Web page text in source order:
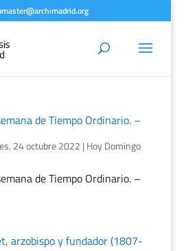
de Tiempo Ordinario. –
24 octubre 2022 | Hoy Domingo
de Tiempo Ordinario. –
arzobispo y fundador (1807-